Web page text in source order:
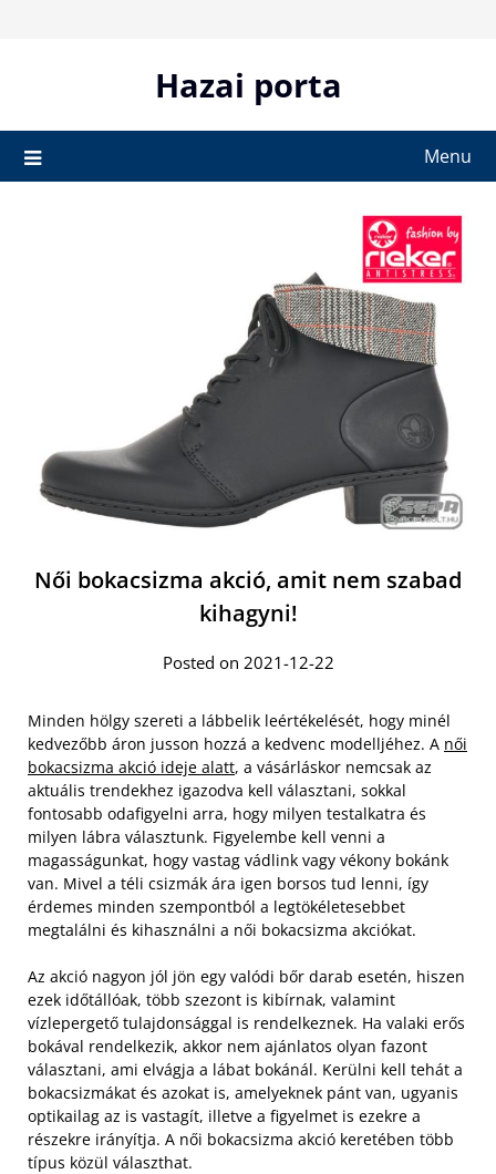
Hazai porta
Menu
Női bokacsizma akció, amit nem szabad
kihagyni!
Posted on 2021-12-22
Minden hölgy szereti a lábbelik leértékelését, hogy minél
kedvezőbb áron jusson hozzá a kedvenc modelljéhez. A női
bokacsizma akció ideje alatt, a vásárláskor nemcsak az
aktuális trendekhez igazodva kell választani, sokkal
fontosabb odafigyelni arra, hogy milyen testalkatra és
milyen lábra választunk. Figyelembe kell venni a
magasságunkat, hogy vastag vádlink vagy vékony bokánk
van. Mivel a téli csizmák ára igen borsos tud lenni, így
érdemes minden szempontból a legtökéletesebbet
megtalálni és kihasználni a női bokacsizma akciókat.
Az akció nagyon jól jön egy valódi bőr darab esetén, hiszen
ezek időtállóak, több szezont is kibírnak, valamint
vízlepergető tulajdonsággal is rendelkeznek. Ha valaki erős
bokával rendelkezik, akkor nem ajánlatos olyan fazont
választani, ami elvágja a lábat bokánál. Kerülni kell tehát a
bokacsizmákat és azokat is, amelyeknek pánt van, ugyanis
optikailag az is vastagít, illetve a figyelmet is ezekre a
részekre irányítja. A női bokacsizma akció keretében több
típus közül választhat.